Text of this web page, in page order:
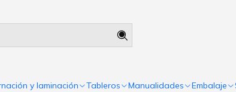
y laminación Tableros Manualidades Embalaje